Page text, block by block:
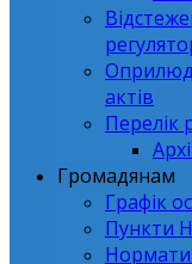
актів
Перелік
Громадянам
Графік
Пункти